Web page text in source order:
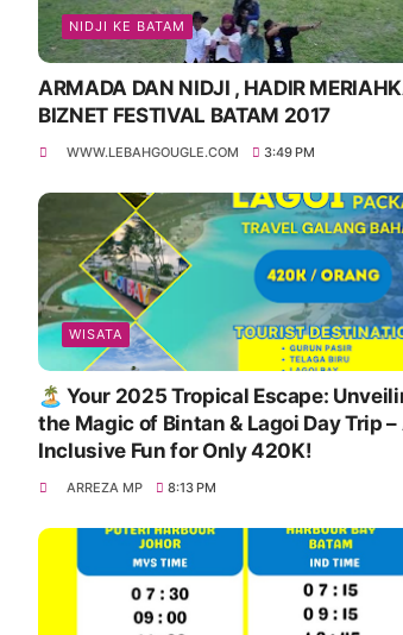
NIDJI KE BATAM
ARMADA DAN NIDJI , HADIR
BIZNET FESTIVAL BATAM 2017
WWW.LEBAHGOUGLE.COM 3:49 PM
WISATA
🏝️ Your 2025 Tropical Escape:
the Magic of Bintan & Lagoi Day Trip
Inclusive Fun for Only 420K!
ARREZA MP 8:13 PM